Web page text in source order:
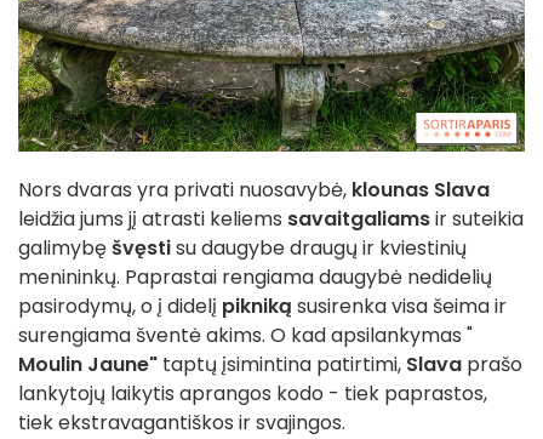
Nors dvaras yra privati nuosavybė, klounas Slava
leidžia jums jį atrasti keliems savaitgaliamsir suteikia
galimybęšvęstisu daugybe draugų ir kviestinių
menininkų. Paprastai rengiama daugybė nedidelių
pasirodymų, o į didelį pikniką susirenka visa šeima ir
surengiama šventė akims. O kad apsilankymas "
Moulin Jaune" taptų įsimintina patirtimi, Slava prašo
lankytojų laikytis aprangos kodo - tiek paprastos,
tiek ekstravagantiškos ir svajingos.